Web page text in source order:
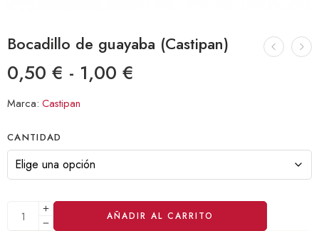
Bocadillo de guayaba (Castipan)
0,50 € - 1,00 €
Marca: Castipan
CANTIDAD
AÑADIR AL CARRITO